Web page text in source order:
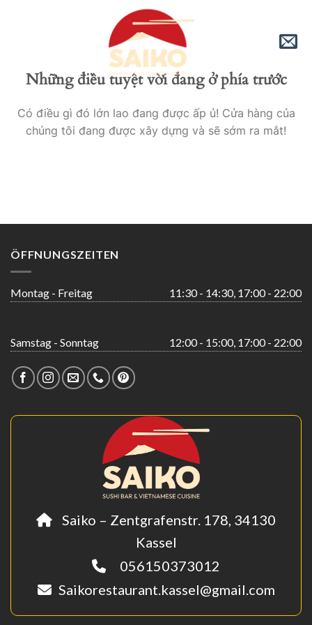
Những điều tuyệt vời đang ở phía trước
Có điều gì đó lớn lao đang được ấp ủ! Cửa hàng của
chúng tôi đang được xây dựng và sẽ sớm ra mắt!
ÖFFNUNGSZEITEN
Montag - Freitag 11:30 - 14:30, 17:00 - 22:00
Samstag - Sonntag 12:00 - 15:00, 17:00 - 22:00
Saiko – Zentgrafenstr. 178, 34130
Kassel
056150373012
Saikorestaurant.kassel@gmail.com